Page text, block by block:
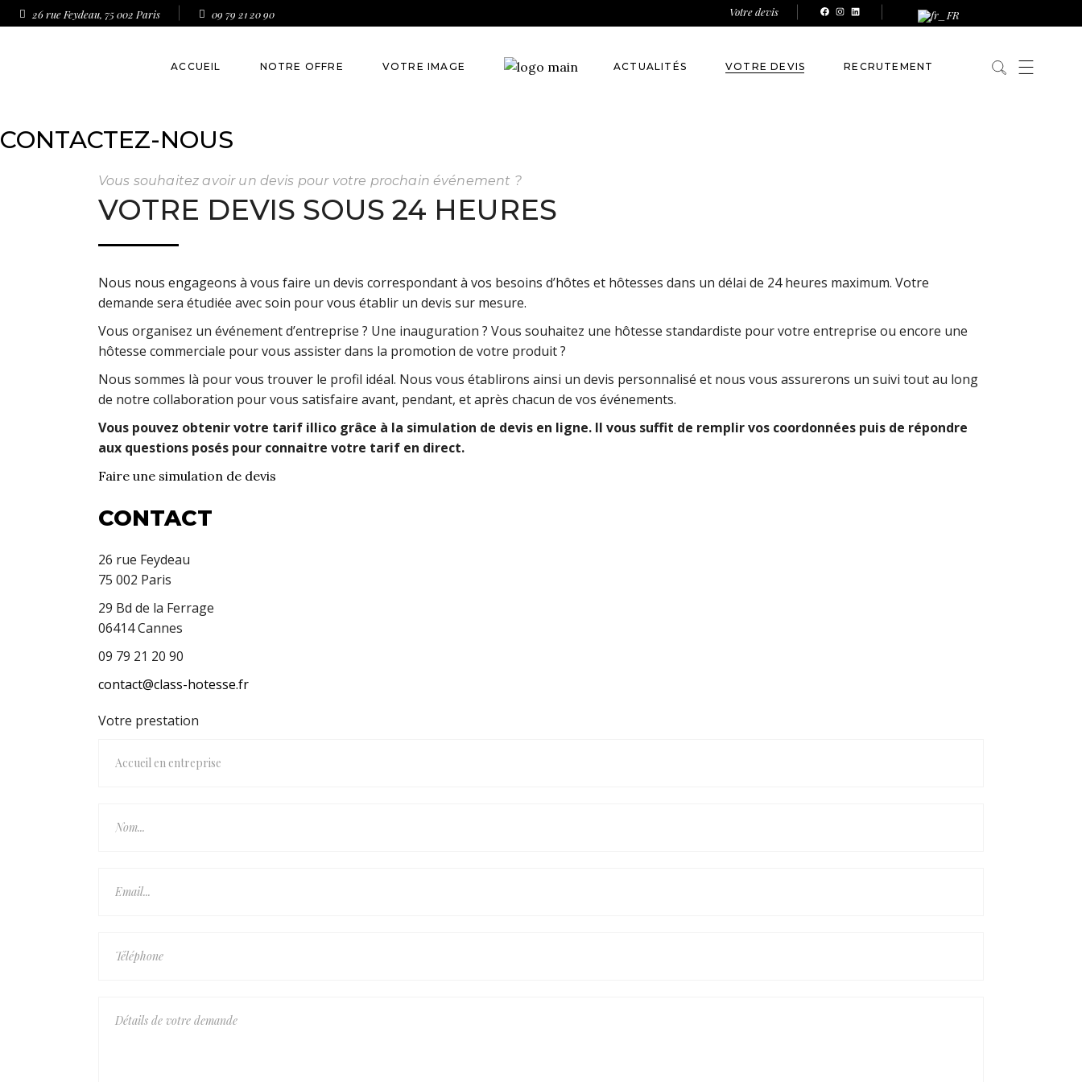
26 rue Feydeau, 75 002 Paris 09 79 21 20 90 Votre devis Facebook
Instagram
LinkedIn
ACCUEIL NOTRE OFFRE
Accueil événementiel
Animation et promotion
VOTRE IMAGE ACTUALITÉS VOTRE DEVIS RECRUTEMENT
CONTACTEZ-NOUS
Vous souhaitez avoir un devis pour votre prochain événement ?
VOTRE DEVIS SOUS 24 HEURES
Nous nous engageons à vous faire un devis correspondant à vos besoins d’hôtes et hôtesses dans un délai de 24 heures maximum. Votre
demande sera étudiée avec soin pour vous établir un devis sur mesure.
Vous organisez un événement d’entreprise ? Une inauguration ? Vous souhaitez une hôtesse standardiste pour votre entreprise ou encore une
hôtesse commerciale pour vous assister dans la promotion de votre produit ?
Nous sommes là pour vous trouver le profil idéal. Nous vous établirons ainsi un devis personnalisé et nous vous assurerons un suivi tout au long
de notre collaboration pour vous satisfaire avant, pendant, et après chacun de vos événements.
Vous pouvez obtenir votre tarif illico grâce à la simulation de devis en ligne. Il vous suffit de remplir vos coordonnées puis de répondre
aux questions posés pour connaitre votre tarif en direct.
Faire une simulation de devis
CONTACT
26 rue Feydeau
75 002 Paris
29 Bd de la Ferrage
06414 Cannes
09 79 21 20 90
contact@class-hotesse.fr
Votre prestation